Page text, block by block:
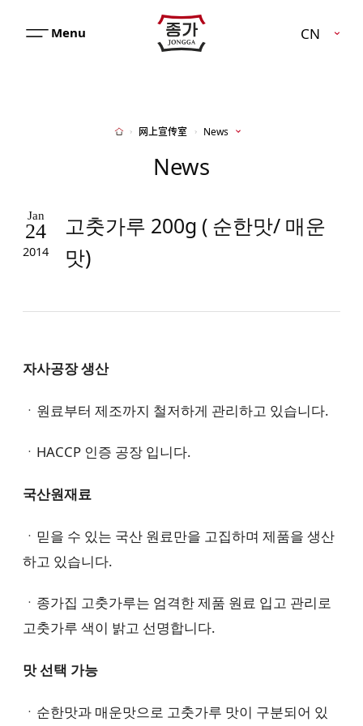
JJONGGA
메
CN
Home网上宣传室 News
News
Jan
24
2014
고춧가루 200g ( 순한맛/ 매운
맛)
자사공장 생산
ㆍ원료부터 제조까지 철저하게 관리하고 있습니다.
ㆍHACCP 인증 공장 입니다.
국산원재료
ㆍ믿을 수 있는 국산 원료만을 고집하며 제품을 생산
하고 있습니다.
ㆍ종가집 고춧가루는 엄격한 제품 원료 입고 관리로
고춧가루 색이 밝고 선명합니다.
맛 선택 가능
ㆍ순한맛과 매운맛으로 고춧가루 맛이 구분되어 있